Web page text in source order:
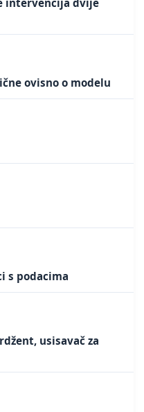
ovisno o modelu
s podacima
usisavač za